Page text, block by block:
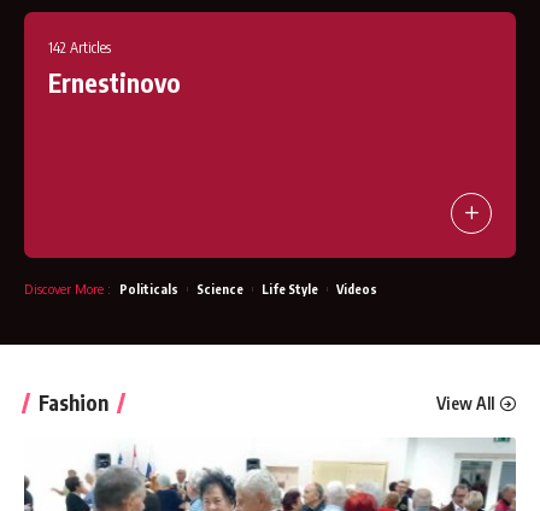
142 Articles
Ernestinovo
Discover More : Politicals Science Life Style Videos
Fashion View All